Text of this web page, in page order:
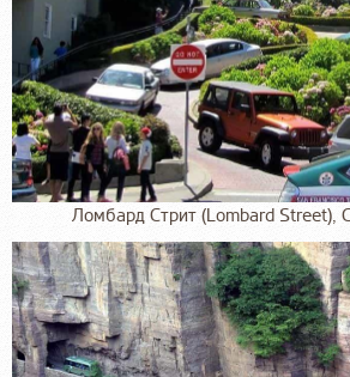
Ломбард Стрит (Lombard Street),